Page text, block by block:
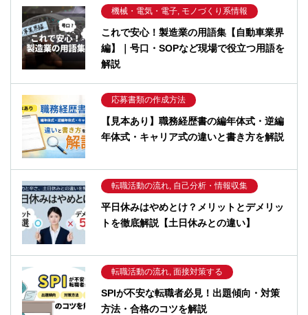
機械・電気・電子, モノづくり系情報
これで安心！製造業の用語集【自動車業界
編】｜号口・SOPなど現場で役立つ用語を
解説
応募書類の作成方法
【見本あり】職務経歴書の編年体式・逆編
年体式・キャリア式の違いと書き方を解説
転職活動の流れ, 自己分析・情報収集
平日休みはやめとけ？メリットとデメリッ
トを徹底解説【土日休みとの違い】
転職活動の流れ, 面接対策する
SPIが不安な転職者必見！出題傾向・対策
方法・合格のコツを解説